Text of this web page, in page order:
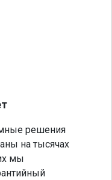
решения
на тысячах
мы